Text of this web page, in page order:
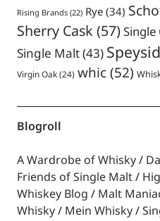
Rising Brands(22) Rye(34)
Sherry Cask (57)Single
Single Malt(43)
Virgin Oak(24) whic(52)
Blogroll
A Wardrobe of Whisky
Friends of Single Malt
Whiskey Blog
Malt
Whisky
Mein Whisky